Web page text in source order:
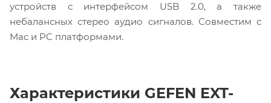
устройств с интерфейсом USB 2.0, а также
небалансных стерео аудио сигналов. Совместим с
Mac и PC платформами.
Характеристики GEFEN EXT-